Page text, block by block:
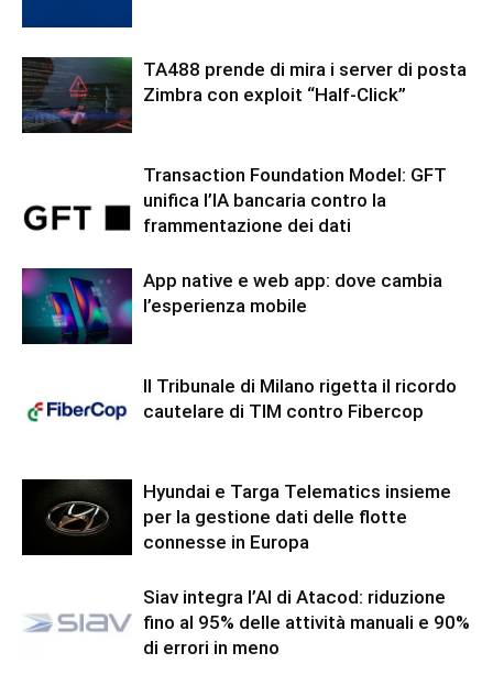
TA488 prende di mira i server di posta
Zimbra con exploit “Half-Click”
Transaction Foundation Model: GFT
unifica l’IA bancaria contro la
frammentazione dei dati
App native e web app: dove cambia
l’esperienza mobile
Il Tribunale di Milano rigetta il ricordo
cautelare di TIM contro Fibercop
Hyundai e Targa Telematics insieme
per la gestione dati delle flotte
connesse in Europa
Siav integra l’AI di Atacod: riduzione
fino al 95% delle attività manuali e 90%
di errori in meno